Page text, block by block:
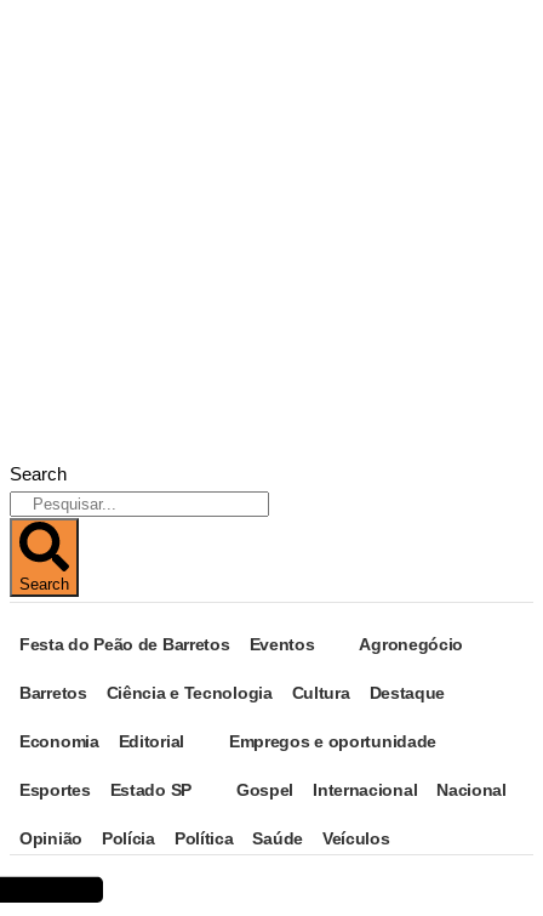
Search
Search
Festa do Peão de Barretos Eventos Agronegócio
Barretos Ciência e Tecnologia Cultura Destaque
Economia Editorial Empregos e oportunidade
Esportes Estado SP Gospel Internacional Nacional
Opinião Polícia Política Saúde Veículos